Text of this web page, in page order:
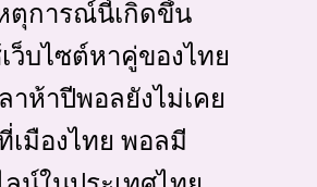
ตุการณ์นี้เกิดขึ้น
ว็บไซต์หาคู่ของไทย
าห้าปีพอลยังไม่เคย
เมืองไทย พอลมี